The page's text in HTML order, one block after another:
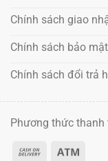
Chính sách giao
Chính sách bảo mật
Chính sách đổi trả
Phương thức thanh